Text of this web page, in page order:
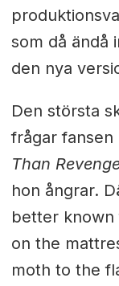
som då ändå
den nya
Den största
frågar
Than
hon ångrar.
better known
on the
moth to the